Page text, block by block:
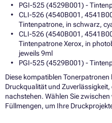
PGI-525 (4529B001) -
CLI-526 (4540B001,
Tintenpatrone, in schwarz,
CLI-526 (4540B001,
Tintenpatrone Xerox, in
jeweils 9ml
PGI-525 (4529B001) -
Diese kompatiblen
Druckqualität und
nachstehen. Wählen Sie
Füllmengen, um Ihre